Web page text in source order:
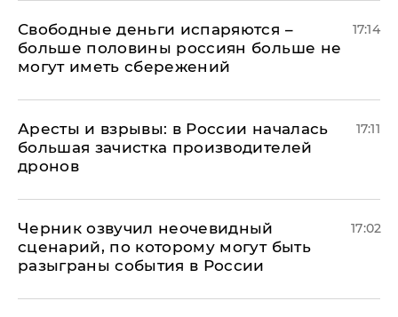
Свободные деньги испаряются –
больше половины россиян больше не
могут иметь сбережений
17:14
Аресты и взрывы: в России началась
большая зачистка производителей
дронов
17:11
Черник озвучил неочевидный
сценарий, по которому могут быть
разыграны события в России
17:02